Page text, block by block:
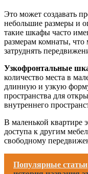
Это может создавать
небольшие размеры и
такие шкафы часто
размерам комнаты,
затруднять
Узкофронтальные
количество места в
длинную и узкую
пространства для
внутреннего
В маленькой квартире
доступа к другим
свободному
Популярные статьи